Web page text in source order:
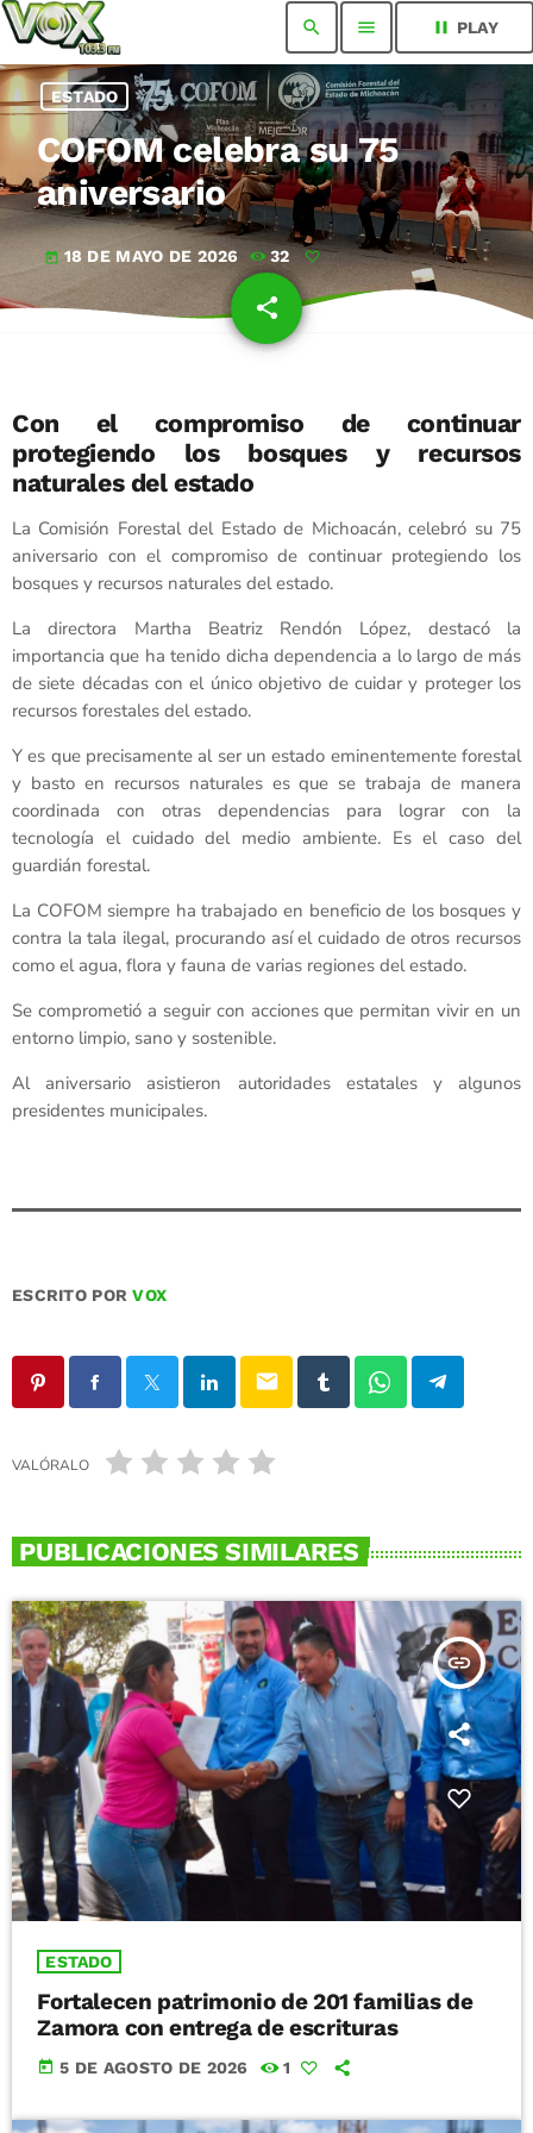
search menu pause PLAY
ESTADO
COFOM celebra su 75
aniversario
today 18 DE MAYO DE 2026 32
share
email
Con el compromiso de continuar
protegiendo los bosques y recursos
naturales del estado
La Comisión Forestal del Estado de Michoacán, celebró su 75
aniversario con el compromiso de continuar protegiendo los
bosques y recursos naturales del estado.
La directora Martha Beatriz Rendón López, destacó la
importancia que ha tenido dicha dependencia a lo largo de más
de siete décadas con el único objetivo de cuidar y proteger los
recursos forestales del estado.
Y es que precisamente al ser un estado eminentemente forestal
y basto en recursos naturales es que se trabaja de manera
coordinada con otras dependencias para lograr con la
tecnología el cuidado del medio ambiente. Es el caso del
guardián forestal.
La COFOM siempre ha trabajado en beneficio de los bosques y
contra la tala ilegal, procurando así el cuidado de otros recursos
como el agua, flora y fauna de varias regiones del estado.
Se comprometió a seguir con acciones que permitan vivir en un
entorno limpio, sano y sostenible.
Al aniversario asistieron autoridades estatales y algunos
presidentes municipales.
ESCRITO PORVOX
email
VALÓRALO
PUBLICACIONES SIMILARES
insert_link
ESTADO
Fortalecen patrimonio de 201 familias de
Zamora con entrega de escrituras
today 5 DE AGOSTO DE 2026 1